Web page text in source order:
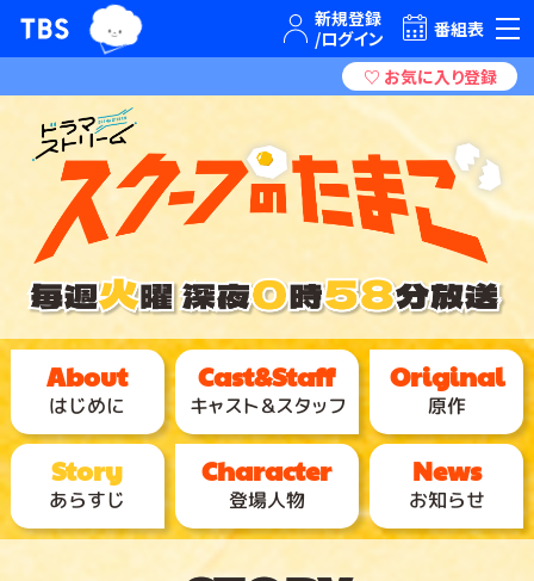
TBSテレビ｜ときめくときを。
TBSグループキャラクター『ワクティ』
番組表
はじめに キャスト＆スタッフ 原作
あらすじ 登場人物 お知らせ